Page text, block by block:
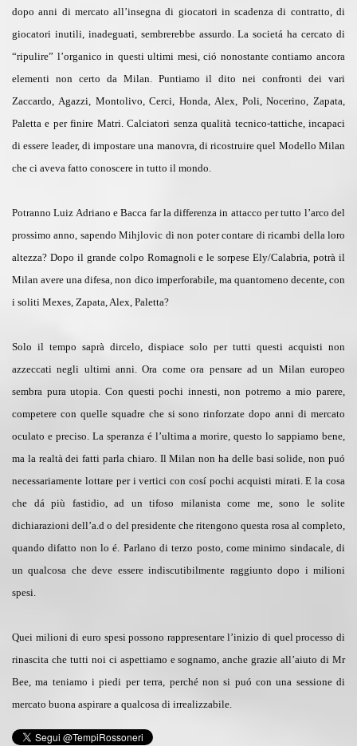
dopo anni di mercato all’insegna di giocatori in scadenza di contratto, di
giocatori inutili, inadeguati, sembrerebbe assurdo. La societá ha cercato di
“ripulire” l’organico in questi ultimi mesi, ció nonostante contiamo ancora
elementi non certo da Milan. Puntiamo il dito nei confronti dei vari
Zaccardo, Agazzi, Montolivo, Cerci, Honda, Alex, Poli, Nocerino, Zapata,
Paletta e per finire Matri. Calciatori senza qualità tecnico-tattiche, incapaci
di essere leader, di impostare una manovra, di ricostruire quel Modello Milan
che ci aveva fatto conoscere in tutto il mondo.
Potranno Luiz Adriano e Bacca far la differenza in attacco per tutto l’arco del
prossimo anno, sapendo Mihjlovic di non poter contare di ricambi della loro
altezza? Dopo il grande colpo Romagnoli e le sorpese Ely/Calabria, potrà il
Milan avere una difesa, non dico imperforabile, ma quantomeno decente, con
i soliti Mexes, Zapata, Alex, Paletta?
Solo il tempo saprà dircelo, dispiace solo per tutti questi acquisti non
azzeccati negli ultimi anni. Ora come ora pensare ad un Milan europeo
sembra pura utopia. Con questi pochi innesti, non potremo a mio parere,
competere con quelle squadre che si sono rinforzate dopo anni di mercato
oculato e preciso. La speranza é l’ultima a morire, questo lo sappiamo bene,
ma la realtà dei fatti parla chiaro. Il Milan non ha delle basi solide, non puó
necessariamente lottare per i vertici con cosí pochi acquisti mirati. E la cosa
che dá più fastidio, ad un tifoso milanista come me, sono le solite
dichiarazioni dell’a.d o del presidente che ritengono questa rosa al completo,
quando difatto non lo é. Parlano di terzo posto, come minimo sindacale, di
un qualcosa che deve essere indiscutibilmente raggiunto dopo i milioni
spesi.
Quei milioni di euro spesi possono rappresentare l’inizio di quel processo di
rinascita che tutti noi ci aspettiamo e sognamo, anche grazie all’aiuto di Mr
Bee, ma teniamo i piedi per terra, perché non si puó con una sessione di
mercato buona aspirare a qualcosa di irrealizzabile.